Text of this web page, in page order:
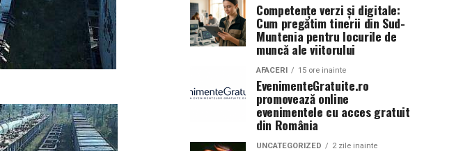
Competențe verzi și digitale:
Cum pregătim tinerii din Sud-
Muntenia pentru locurile de
muncă ale viitorului
AFACERI 15 ore inainte
EvenimenteGratuite.ro
promovează online
evenimentele cu acces gratuit
din România
UNCATEGORIZED 2 zile inainte